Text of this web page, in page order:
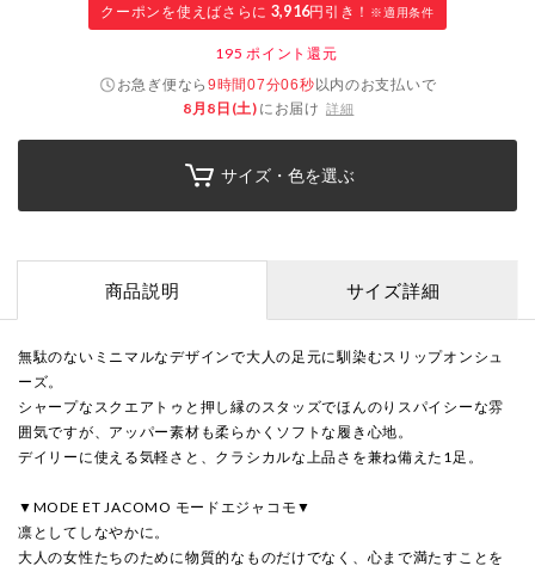
クーポンを使えばさらに 3,916円引き！ ※適用条件
195 ポイント還元
お急ぎ便なら9時間07分05秒以内のお支払いで
8月8日(土) にお届け 詳細
サイズ・色を選ぶ
商品説明 サイズ詳細
無駄のないミニマルなデザインで大人の足元に馴染むスリップオンシュ
ーズ。
シャープなスクエアトゥと押し縁のスタッズでほんのりスパイシーな雰
囲気ですが、アッパー素材も柔らかくソフトな履き心地。
デイリーに使える気軽さと、クラシカルな上品さを兼ね備えた1足。
▼MODE ET JACOMO モードエジャコモ▼
凛としてしなやかに。
大人の女性たちのために物質的なものだけでなく、心まで満たすことを